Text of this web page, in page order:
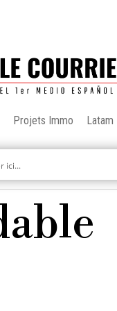
Projets Immo Latam